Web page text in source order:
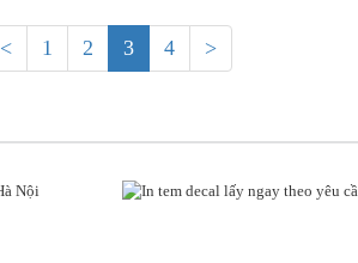
< 1 2 3 4 >